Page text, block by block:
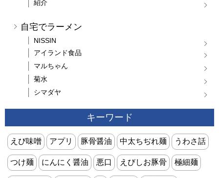
紹介
自宅でラーメン
NISSIN
アイランド食品
マルちゃん
菊水
シマダヤ
キーワード
えび味噌 アプリ 豚骨醤油 中太ちぢれ麺 うわさ話
つけ麺 にんにく醤油 悪口 えびしお豚骨 極細麺